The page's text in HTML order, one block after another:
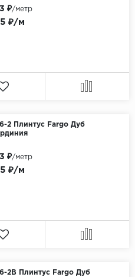
₽/м
₽/метр
2 Плинтус Fargo Дуб
₽/м
₽/метр
2B Плинтус Fargo Дуб